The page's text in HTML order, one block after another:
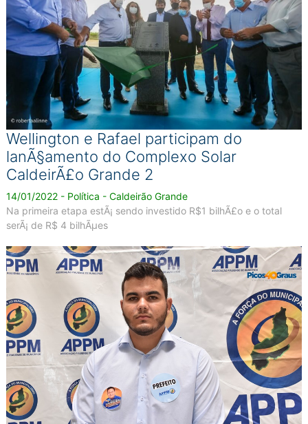
Wellington e Rafael participam do
lanÃ§amento do Complexo Solar
CaldeirÃ£o Grande 2
14/01/2022 - Política - Caldeirão Grande
Na primeira etapa estÃ¡ sendo investido R$1 bilhÃ£o e o total
serÃ¡ de R$ 4 bilhÃµes